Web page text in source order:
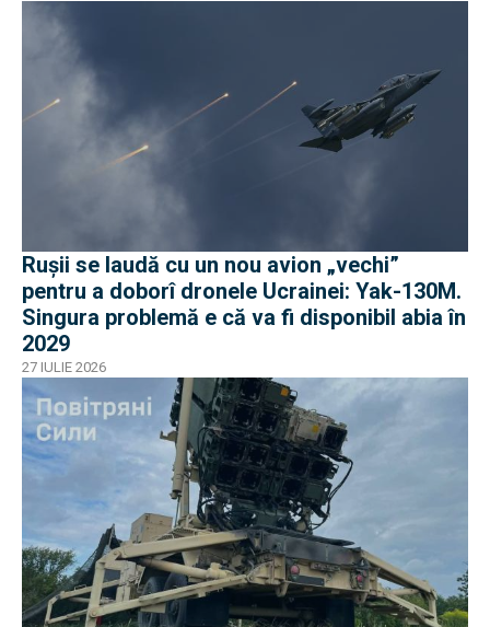
Rușii se laudă cu un nou avion „vechi”
pentru a doborî dronele Ucrainei: Yak-130M.
Singura problemă e că va fi disponibil abia în
2029
27 IULIE 2026